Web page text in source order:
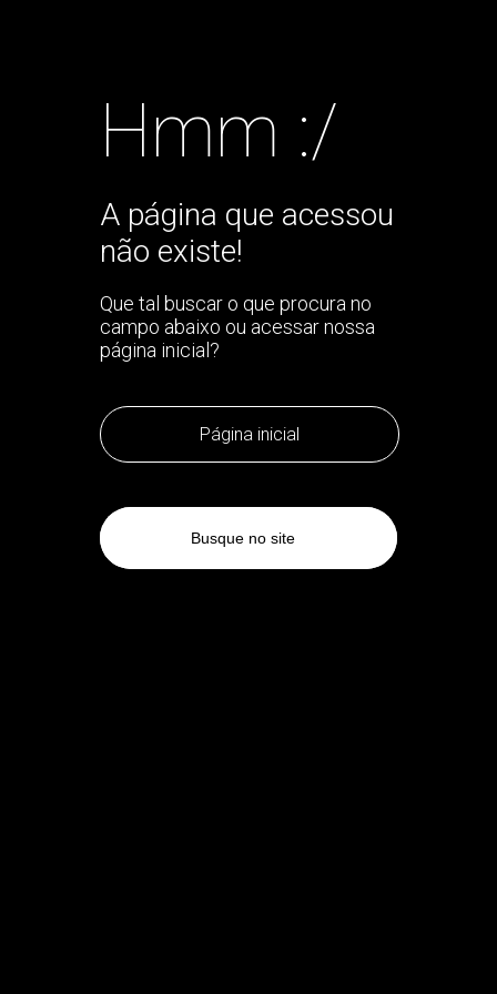
Hmm :/
A página que acessou
não existe!
Que tal buscar o que procura no
campo abaixo ou acessar nossa
página inicial?
Página inicial